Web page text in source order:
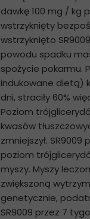
dawkę 100 mg / kg
wstrzyknięty
wstrzyknięto
powodu spadku
spożycie pokarmu.
indukowane dietą)
dni, straciły 60%
Poziom
kwasów
zmniejszył.
poziom
myszy. Myszy
zwiększoną
genetycznie,
SR9009 przez 7